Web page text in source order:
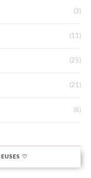
(3)
(11)
(25)
(21)
(6)
♡